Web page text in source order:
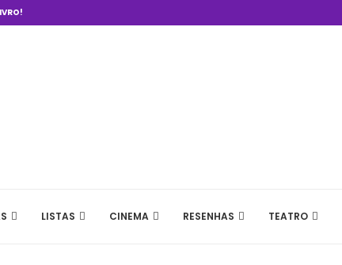
LISTAS CINEMA RESENHAS TEATRO